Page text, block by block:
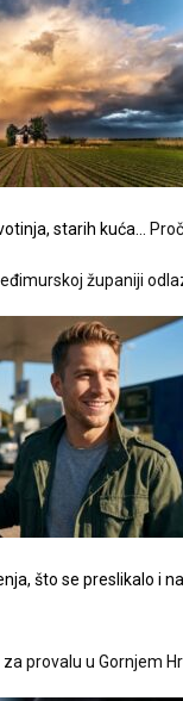
starih kuća…
županiji
što se preslikalo i
provalu u Gornjem